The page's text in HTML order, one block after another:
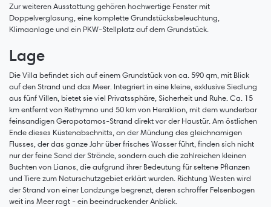
Zur weiteren Ausstattung gehören hochwertige Fenster mit
Doppelverglasung, eine komplette Grundstücksbeleuchtung,
Klimaanlage und ein PKW-Stellplatz auf dem Grundstück.
Lage
Die Villa befindet sich auf einem Grundstück von ca. 590 qm, mit Blick
auf den Strand und das Meer. Integriert in eine kleine, exklusive Siedlung
aus fünf Villen, bietet sie viel Privatssphäre, Sicherheit und Ruhe. Ca. 15
km entfernt von Rethymno und 50 km von Heraklion, mit dem wunderbar
feinsandigen Geropotamos-Strand direkt vor der Haustür. Am östlichen
Ende dieses Küstenabschnitts, an der Mündung des gleichnamigen
Flusses, der das ganze Jahr über frisches Wasser führt, finden sich nicht
nur der feine Sand der Strände, sondern auch die zahlreichen kleinen
Buchten von Lianos, die aufgrund ihrer Bedeutung für seltene Pflanzen
und Tiere zum Naturschutzgebiet erklärt wurden. Richtung Westen wird
der Strand von einer Landzunge begrenzt, deren schroffer Felsenbogen
weit ins Meer ragt - ein beeindruckender Anblick.